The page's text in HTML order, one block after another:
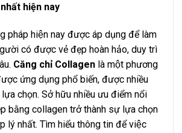
hiện nay
pháp hiện nay được áp dụng để làm
có được vẻ đẹp hoàn hảo, duy trì
Căng chỉ Collagen là một phương
ứng dụng phổ biến, được nhiều
chọn. Sở hữu nhiều ưu điểm nổi
bằng collagen trở thành sự lựa chọn
lý nhất. Tìm hiểu thông tin để việc